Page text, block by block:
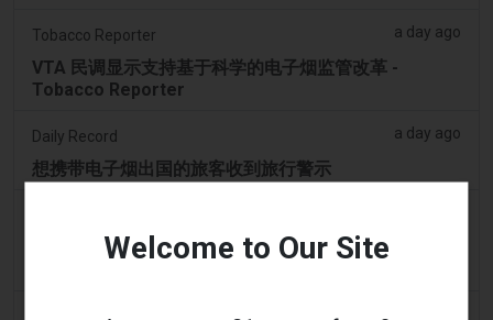
Tobacco Reporter a day ago
VTA 民调显示支持基于科学的电子烟监管改革 -
Tobacco Reporter
Daily Record a day ago
想携带电子烟出国的旅客收到旅行警示
大多数航空公司“禁止”放入托运行李的常见物品的“最安
Welcome to Our Site